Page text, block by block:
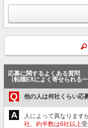
応募に関するよくある質問
（転職EXによく寄せられる
Q 他の人は何社くらい応
A 人によって異なりますが
社、約半数は6社以上